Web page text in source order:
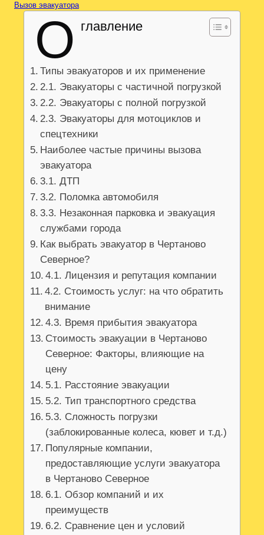
Вызов эвакуатора
О главление
Типы эвакуаторов и их применение
2.1. Эвакуаторы с частичной погрузкой
2.2. Эвакуаторы с полной погрузкой
2.3. Эвакуаторы для мотоциклов и
спецтехники
Наиболее частые причины вызова
эвакуатора
3.1. ДТП
3.2. Поломка автомобиля
3.3. Незаконная парковка и эвакуация
службами города
Как выбрать эвакуатор в Чертаново
Северное?
4.1. Лицензия и репутация компании
4.2. Стоимость услуг: на что обратить
внимание
4.3. Время прибытия эвакуатора
Стоимость эвакуации в Чертаново
Северное: Факторы, влияющие на
цену
5.1. Расстояние эвакуации
5.2. Тип транспортного средства
5.3. Сложность погрузки
(заблокированные колеса, кювет и т.д.)
Популярные компании,
предоставляющие услуги эвакуатора
в Чертаново Северное
6.1. Обзор компаний и их
преимуществ
6.2. Сравнение цен и условий